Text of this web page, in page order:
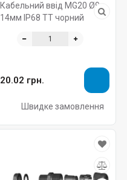
Кабельний ввід MG20 Ø9-
14мм IP68 TT чорний
20.02 грн.
Швидке замовлення